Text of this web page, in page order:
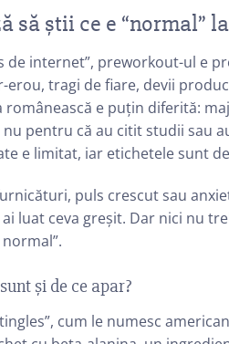
să știi ce e “normal”
de internet”, preworkout-ul e
tragi de fiare, devii
românească e puțin diferită:
nu pentru că au citit studii sau
e limitat, iar etichetele sunt
puls crescut sau
ai luat ceva greșit. Dar nici nu
și de ce apar?
cum le numesc